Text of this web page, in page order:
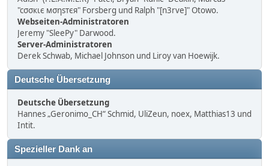
"cσσкιє мσηѕтєя" Forsberg und Ralph "[n3rve]" Otowo.
Webseiten-Administratoren
Jeremy "SleePy" Darwood.
Server-Administratoren
Derek Schwab, Michael Johnson und Liroy van Hoewijk.
Deutsche Übersetzung
Deutsche Übersetzung
Hannes „Geronimo_CH“ Schmid, UliZeun, noex, Matthias13 und
Intit.
Spezieller Dank an